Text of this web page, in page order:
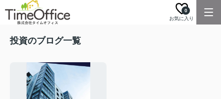
お気に入り
0
投資のブログ一覧